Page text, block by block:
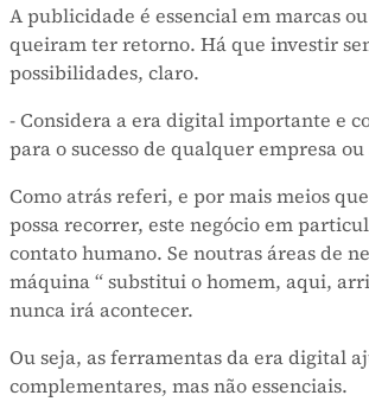
A publicidade é essencial em marcas
queiram ter retorno. Há que investir
possibilidades, claro.
- Considera a era digital importante e
para o sucesso de qualquer empresa
Como atrás referi, e por mais meios
possa recorrer, este negócio em
contato humano. Se noutras áreas de
máquina “ substitui o homem, aqui,
nunca irá acontecer.
Ou seja, as ferramentas da era digital
complementares, mas não essenciais.